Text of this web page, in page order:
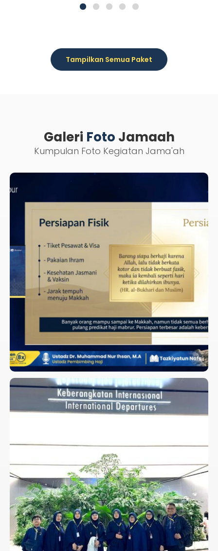
Tampilkan Semua Paket
Galeri Foto Jamaah
Kumpulan Foto Kegiatan Jama'ah
KAJIAN TAZKIATUN NAFS
BERSAMA USTADZ DR.
MUHAMMAD NUR IHSAN, M.A
UMROH KELUARGA BAPAK
SUNARIO